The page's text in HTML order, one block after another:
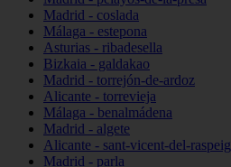
Madrid - coslada
Málaga - estepona
Asturias - ribadesella
Bizkaia - galdakao
Madrid - torrejón-de-ardoz
Alicante - torrevieja
Málaga - benalmádena
Madrid - algete
Alicante - sant-vicent-del-raspeig
Madrid - parla